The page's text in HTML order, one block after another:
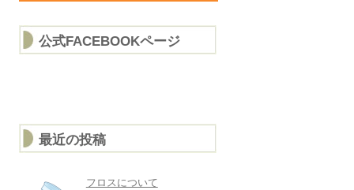
公式FACEBOOKページ
最近の投稿
フロスについて